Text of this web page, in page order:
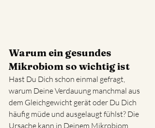
Warum ein gesundes
Mikrobiom so wichtig ist
Hast Du Dich schon einmal gefragt,
warum Deine Verdauung manchmal aus
dem Gleichgewicht gerät oder Du Dich
häufig müde und ausgelaugt fühlst? Die
Ursache kann in Deinem Mikrobiom